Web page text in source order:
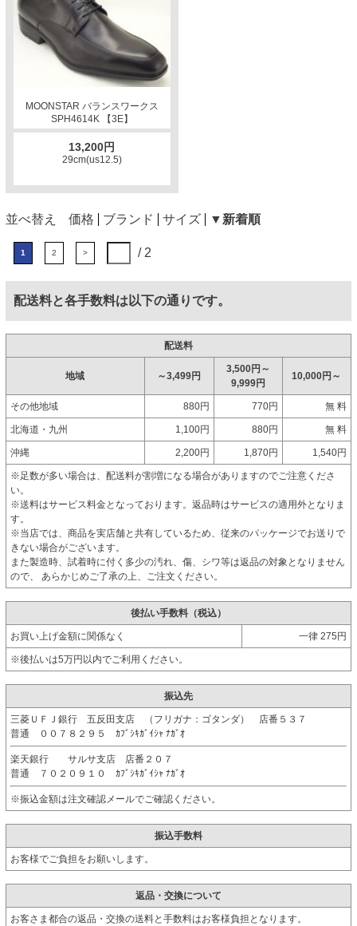
MOONSTAR バランスワークス
SPH4614K 【3E】
13,200円
29cm(us12.5)
並べ替え 価格 ブランド サイズ ▼新着順
1 2 > / 2
配送料と各手数料は以下の通りです。
配送料
地域 ～3,499円
3,500円～
9,999円
10,000円～
その他地域 880円 770円 無 料
北海道・九州 1,100円 880円 無 料
沖縄 2,200円 1,870円 1,540円
※足数が多い場合は、配送料が割増になる場合がありますのでご注意くださ
い。
※送料はサービス料金となっております。返品時はサービスの適用外となりま
す。
※当店では、商品を実店舗と共有しているため、従来のパッケージでお送りで
きない場合がございます。
また製造時、試着時に付く多少の汚れ、傷、シワ等は返品の対象となりません
ので、 あらかじめご了承の上、ご注文ください。
後払い手数料（税込）
お買い上げ金額に関係なく 一律 275円
※後払いは5万円以内でご利用ください。
振込先
三菱ＵＦＪ銀行 五反田支店 （フリガナ：ゴタンダ） 店番５３７
普通 ００７８２９５ ｶﾌﾞｼｷｶﾞｲｼｬ ﾅｶﾞｵ
楽天銀行 サルサ支店 店番２０７
普通 ７０２０９１０ ｶﾌﾞｼｷｶﾞｲｼｬ ﾅｶﾞｵ
※振込金額は注文確認メールでご確認ください。
振込手数料
お客様でご負担をお願いします。
返品・交換について
お客さま都合の返品・交換の送料と手数料はお客様負担となります。